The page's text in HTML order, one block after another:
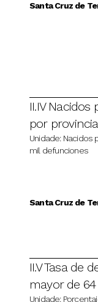
Santa Cruz de
II.IV
por provincia
Unidade: Nacidos
mil defunciones
Santa Cruz de
II.V Tasa de
mayor de
Unidade: